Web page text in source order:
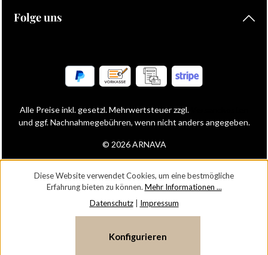
Folge uns
© 2026 ARNAVA
Alle Preise inkl. gesetzl. Mehrwertsteuer zzgl.
und ggf. Nachnahmegebühren, wenn nicht anders angegeben.
Diese Website verwendet Cookies, um eine bestmögliche
Erfahrung bieten zu können. Mehr Informationen ...
Datenschutz| Impressum
Konfigurieren